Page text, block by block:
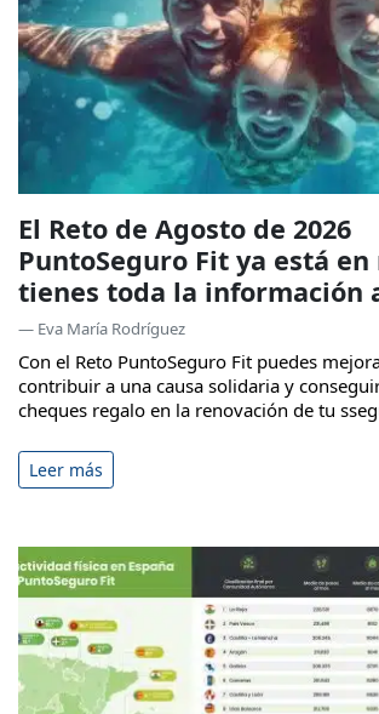
El Reto de Agosto de 2026
PuntoSeguro Fit ya está en
tienes toda la información
— Eva María Rodríguez
Con el Reto PuntoSeguro Fit puedes
contribuir a una causa solidaria y
cheques regalo en la renovación de tu
Leer más